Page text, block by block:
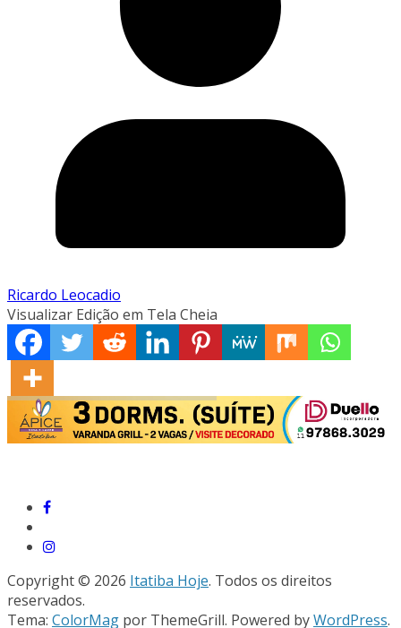
Ricardo Leocadio
Visualizar Edição em Tela Cheia
Copyright © 2026 Itatiba Hoje. Todos os direitos
reservados.
Tema: ColorMag por ThemeGrill. Powered byWordPress.